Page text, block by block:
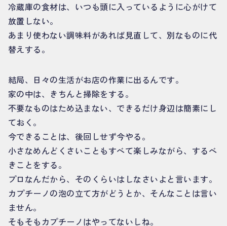
冷蔵庫の食材は、いつも頭に入っているように心がけて
放置しない。
あまり使わない調味料があれば見直して、別なものに代
替えする。
結局、日々の生活がお店の作業に出るんです。
家の中は、きちんと掃除をする。
不要なものはため込まない、できるだけ身辺は簡素にし
ておく。
今できることは、後回しせず今やる。
小さなめんどくさいこともすべて楽しみながら、するべ
きことをする。
プロなんだから、そのくらいはしなさいよと言います。
カプチーノの泡の立て方がどうとか、そんなことは言い
ません。
そもそもカプチーノはやってないしね。